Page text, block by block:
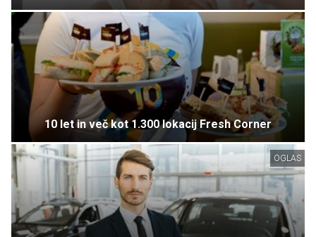
10 let in več kot 1.300 lokacij Fresh Corner
OGLAS